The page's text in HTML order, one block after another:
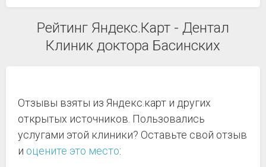
Рейтинг Яндекс.Карт - Дентал
Клиник доктора Басинских
Отзывы взяты из Яндекс.карт и других
открытых источников. Пользовались
услугами этой клиники? Оставьте свой отзыв
и оцените это место: